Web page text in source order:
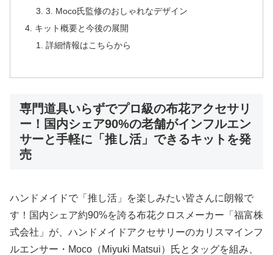
3. Moco氏監修のおしゃれなデザイン
キット概要と今後の展開
詳細情報はこちらから
専門道具いらずでプロ級の布花アクセサリ
ー！国内シェア90%の老舗がインフルエン
サーと手軽に「推し活」できるキットを発
売
ハンドメイドで「推し活」を楽しみたい皆さんに朗報で
す！国内シェア約90%を誇る布花クロスメーカー「福富株
式会社」が、ハンドメイドアクセサリーのカリスマインフ
ルエンサー・Moco（Miyuki Matsui）氏とタッグを組み、